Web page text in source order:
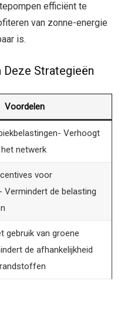
efficiënt te
van zonne-energie
is.
Deze Strategieën
Voordelen
Verhoogt
netwerk
voor
Vermindert de belasting
gebruik van groene
de afhankelijkheid